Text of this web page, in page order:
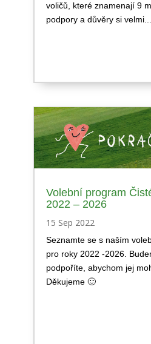
voličů, které znamenají 9
podpory a důvěry si velmi...
Volební program
2022 – 2026
15 Sep 2022
Seznamte se s naším
pro roky 2022 -2026.
podpoříte, abychom jej
Děkujeme 🙂